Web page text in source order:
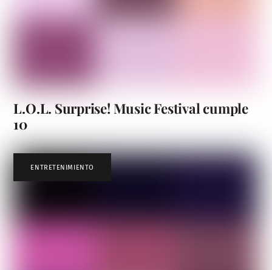
L.O.L. Surprise! Music Festival cumple
10
ENTRETENIMIENTO